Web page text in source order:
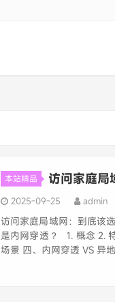
本站精品 访问家庭局
2025-09-25 admin
访问家庭局域网：到底该
是内网穿透？ 1. 概念 2.
场景 四、内网穿透 VS 异